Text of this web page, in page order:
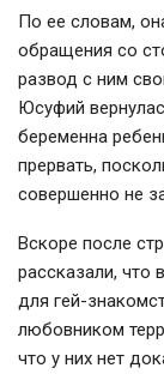
По ее словам,
обращения со
развод с ним
Юсуфий
беременна
прервать,
совершенно не
Вскоре после
рассказали, что
для гей-
любовником
что у них нет